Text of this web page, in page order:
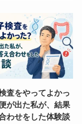
査をやってよかっ
が出た私が、結果
わせをした体験談